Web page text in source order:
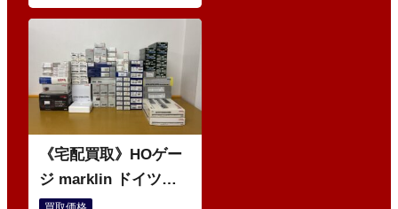
《宅配買取》HOゲー
ジ marklin ドイツ鉄
道 電気機関車 など 外